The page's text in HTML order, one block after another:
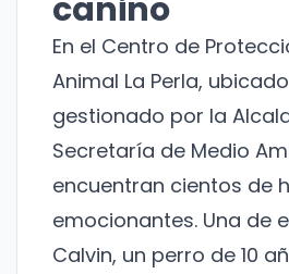
canino
En el Centro de
Animal La Perla,
gestionado por la
Secretaría de Medio
encuentran cientos de
emocionantes. Una de
Calvin, un perro de 10